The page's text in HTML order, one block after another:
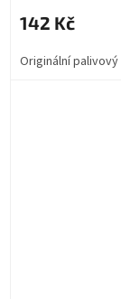
142 Kč
Originální